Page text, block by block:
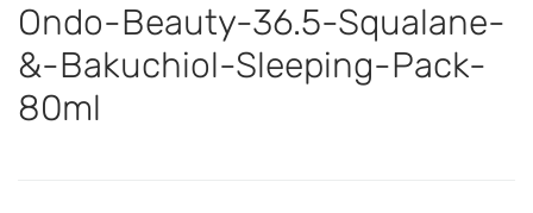
Ondo-Beauty-36.5-Squalane-
&-Bakuchiol-Sleeping-Pack-
80ml